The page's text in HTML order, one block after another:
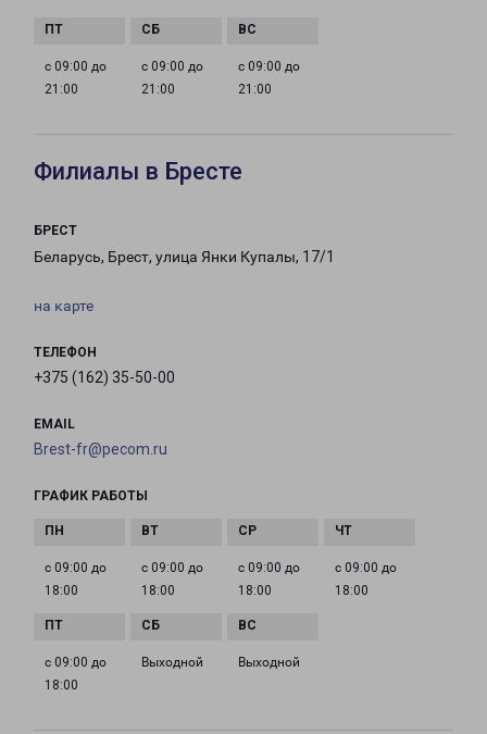
с 09:00 до
21:00
с 09:00 до
21:00
с 09:00 до
21:00
Филиалы в Бресте
БРЕСТ
Беларусь, Брест, улица Янки Купалы, 17/1
на карте
ТЕЛЕФОН
+375 (162) 35-50-00
EMAIL
Brest-fr@pecom.ru
ГРАФИК РАБОТЫ
с 09:00 до
18:00
с 09:00 до
18:00
с 09:00 до
18:00
с 09:00 до
18:00
с 09:00 до
18:00
Выходной Выходной